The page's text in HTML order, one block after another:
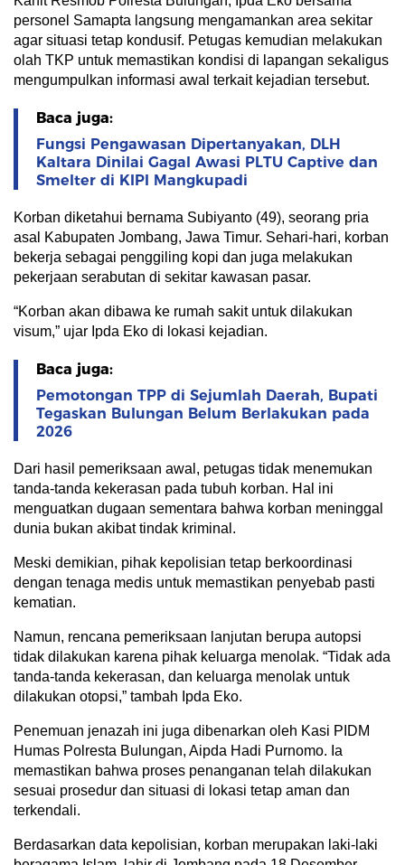
personel Samapta langsung mengamankan area sekitar
agar situasi tetap kondusif. Petugas kemudian melakukan
olah TKP untuk memastikan kondisi di lapangan sekaligus
mengumpulkan informasi awal terkait kejadian tersebut.
Baca juga:
Fungsi Pengawasan Dipertanyakan, DLH
Kaltara Dinilai Gagal Awasi PLTU Captive dan
Smelter di KIPI Mangkupadi
Korban diketahui bernama Subiyanto (49), seorang pria
asal Kabupaten Jombang, Jawa Timur. Sehari-hari, korban
bekerja sebagai penggiling kopi dan juga melakukan
pekerjaan serabutan di sekitar kawasan pasar.
“Korban akan dibawa ke rumah sakit untuk dilakukan
visum,” ujar Ipda Eko di lokasi kejadian.
Baca juga:
Pemotongan TPP di Sejumlah Daerah, Bupati
Tegaskan Bulungan Belum Berlakukan pada
2026
Dari hasil pemeriksaan awal, petugas tidak menemukan
tanda-tanda kekerasan pada tubuh korban. Hal ini
menguatkan dugaan sementara bahwa korban meninggal
dunia bukan akibat tindak kriminal.
Meski demikian, pihak kepolisian tetap berkoordinasi
dengan tenaga medis untuk memastikan penyebab pasti
kematian.
Namun, rencana pemeriksaan lanjutan berupa autopsi
tidak dilakukan karena pihak keluarga menolak. “Tidak ada
tanda-tanda kekerasan, dan keluarga menolak untuk
dilakukan otopsi,” tambah Ipda Eko.
Penemuan jenazah ini juga dibenarkan oleh Kasi PIDM
Humas Polresta Bulungan, Aipda Hadi Purnomo. Ia
memastikan bahwa proses penanganan telah dilakukan
sesuai prosedur dan situasi di lokasi tetap aman dan
terkendali.
Berdasarkan data kepolisian, korban merupakan laki-laki